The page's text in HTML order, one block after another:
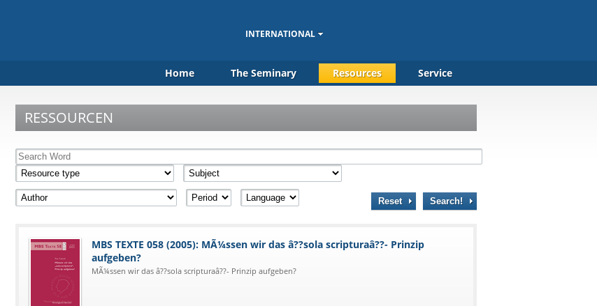
INTERNATIONAL
Home The Seminary Resources Service
RESSOURCEN
Search!
Reset
MBS TEXTE 058 (2005): MÃ¼ssen wir das â??sola scripturaâ??- Prinzip
aufgeben?
MÃ¼ssen wir das â??sola scripturaâ??- Prinzip aufgeben?